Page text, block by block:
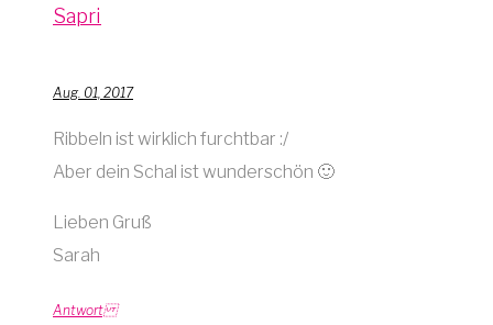
Sapri
Aug. 01, 2017
Ribbeln ist wirklich furchtbar :/
Aber dein Schal ist wunderschön 🙂
Lieben Gruß
Sarah
Antwort